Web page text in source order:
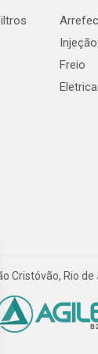
Injeção
Freio
Eletrica
Cristóvão, Rio